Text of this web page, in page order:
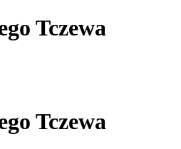
Tczewa
Tczewa